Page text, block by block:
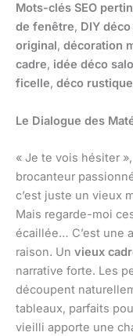
Mots-clés SEO
de fenêtre, DIY
original, décoration
cadre, idée déco
ficelle, déco
Le Dialogue des
« Je te vois hésiter
brocanteur
c’est juste un vieux
Mais regarde-moi
écaillée… C’est une
raison. Un vieux
narrative forte. Les
découpent
tableaux, parfaits
vieilli apporte une